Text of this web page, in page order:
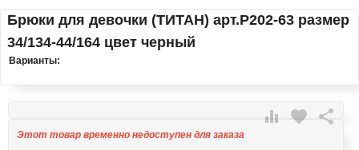
Брюки для девочки (ТИТАН) арт.Р202-63 размер
34/134-44/164 цвет черный
Варианты:
 favorite 
Этот товар временно недоступен для заказа